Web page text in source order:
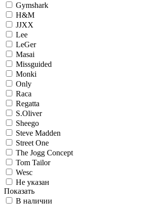
Gymshark
H&M
JJXX
Lee
LeGer
Masai
Missguided
Monki
Only
Raca
Regatta
S.Oliver
Sheego
Steve Madden
Street One
The Jogg Concept
Tom Tailor
Wesc
Не указан
Показать
В наличии